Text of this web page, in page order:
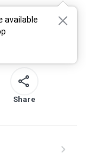
available
Share